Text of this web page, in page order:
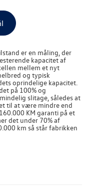
er en måling, der
kapacitet af
mellem et nyt
og typisk
oprindelige kapacitet.
på 100% og
slitage, således at
til at være mindre end
KM garanti på et
det under 70% af
km så står fabrikken